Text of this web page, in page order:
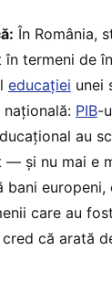
În România,
în termeni de
educației unei
PIB-
au
— și nu mai e
bani
care au
că arată